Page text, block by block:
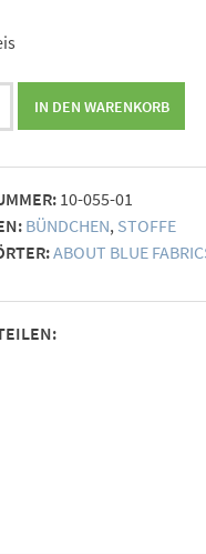
IN DEN WARENKORB
10-055-01
BÜNDCHEN, STOFFE
ABOUT BLUE